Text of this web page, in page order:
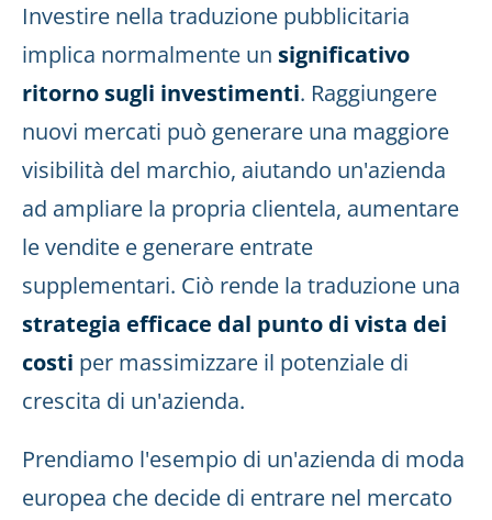
Investire nella traduzione pubblicitaria
implica normalmente un significativo
ritorno sugli investimenti. Raggiungere
nuovi mercati può generare una maggiore
visibilità del marchio, aiutando un'azienda
ad ampliare la propria clientela, aumentare
le vendite e generare entrate
supplementari. Ciò rende la traduzione una
strategia efficace dal punto di vista dei
costi per massimizzare il potenziale di
crescita di un'azienda.
Prendiamo l'esempio di un'azienda di moda
europea che decide di entrare nel mercato